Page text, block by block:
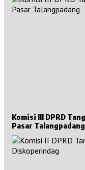
Komisi III DPRD
Pasar Talangpadang